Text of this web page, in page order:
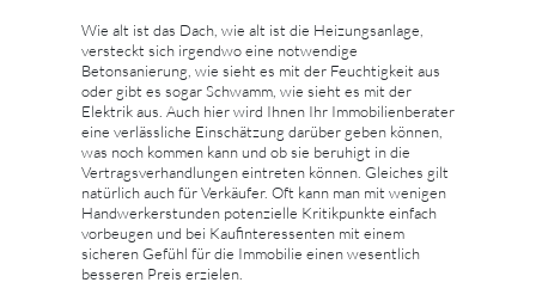
Wie alt ist das Dach, wie alt ist die Heizungsanlage,
versteckt sich irgendwo eine notwendige
Betonsanierung, wie sieht es mit der Feuchtigkeit aus
oder gibt es sogar Schwamm, wie sieht es mit der
Elektrik aus. Auch hier wird Ihnen Ihr Immobilienberater
eine verlässliche Einschätzung darüber geben können,
was noch kommen kann und ob sie beruhigt in die
Vertragsverhandlungen eintreten können. Gleiches gilt
natürlich auch für Verkäufer. Oft kann man mit wenigen
Handwerkerstunden potenzielle Kritikpunkte einfach
vorbeugen und bei Kaufinteressenten mit einem
sicheren Gefühl für die Immobilie einen wesentlich
besseren Preis erzielen.